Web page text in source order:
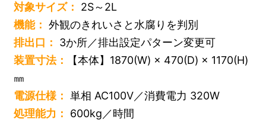
対象サイズ：
2S～2L
機能： 外観のきれいさと水腐りを判別
排出口：
3か所／排出設定パターン変更可
装置寸法：
【本体】1870(W) × 470(D) × 1170(H)
㎜
電源仕様： 単相 AC100V／消費電力 320W
処理能力：
600kg／時間